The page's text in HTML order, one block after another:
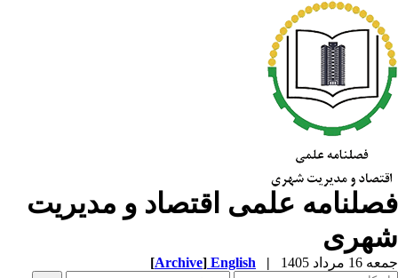
علمی اقتصاد و مدیریت
مرداد 1405 |
English
[Archive]